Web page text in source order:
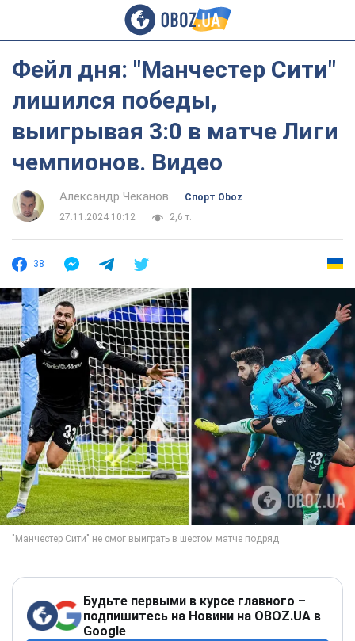
Фейл дня: "Манчестер Сити"
лишился победы,
выигрывая 3:0 в матче Лиги
чемпионов. Видео
Александр Чеканов
Спорт Oboz
27.11.2024 10:12
2,6 т.
38
Будьте первыми в курсе главного –
подпишитесь на Новини на OBOZ.UA в
Google